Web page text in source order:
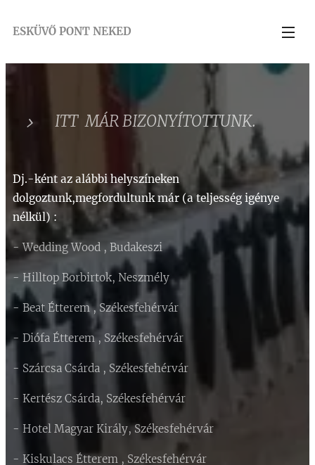
ESKÜVŐ PONT NEKED
ITT MÁR BIZONYÍTOTTUNK.
Dj.-ként az alábbi helyszíneken
dolgoztunk,megfordultunk már (ateljesség igénye
nélkül) :
- Wedding Wood , Budakeszi
- Hilltop Borbirtok, Neszmély
- Beat Étterem , Székesfehérvár
- Diófa Étterem , Székesfehérvár
- Szárcsa Csárda , Székesfehérvár
- Kertész Csárda, Székesfehérvár
- Hotel Magyar Király, Székesfehérvár
- Kiskulacs Étterem , Székesfehérvár